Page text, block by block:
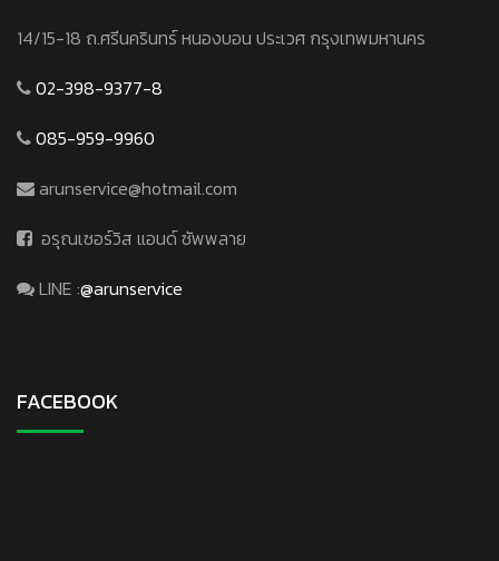
14/15-18 ถ.ศรีนครินทร์ หนองบอน ประเวศ กรุงเทพมหานคร
02-398-9377-8
085-959-9960
arunservice@hotmail.com
อรุณเซอร์วิส แอนด์ ซัพพลาย
LINE :@arunservice
FACEBOOK